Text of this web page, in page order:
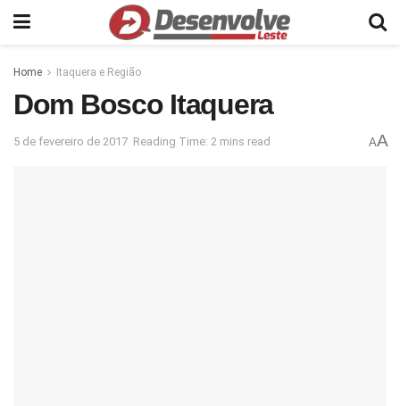
Home Itaquera e Região
Dom Bosco Itaquera
5 de fevereiro de 2017 Reading Time: 2 mins read AA